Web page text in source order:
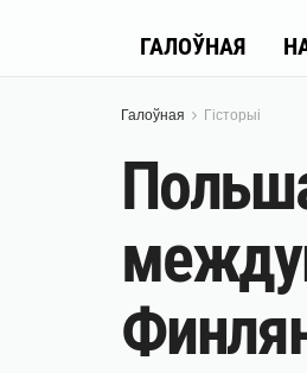
ГАЛОЎНАЯ
Галоўная Гісторыі